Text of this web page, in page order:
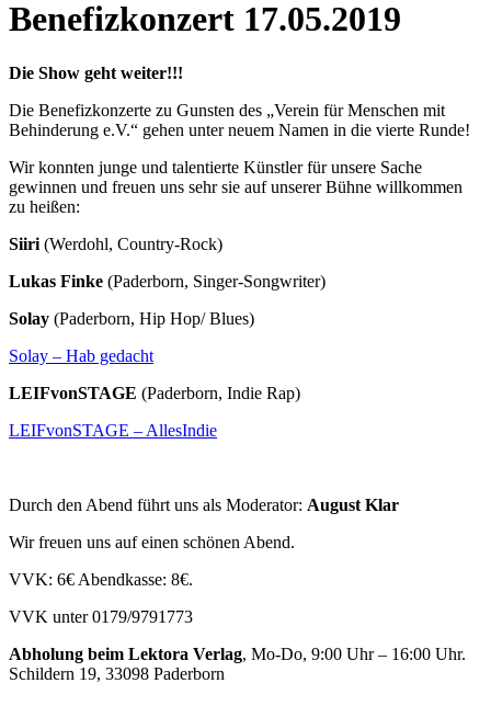
Benefizkonzert 17.05.2019
Die Show geht weiter!!!
Die Benefizkonzerte zu Gunsten des „Verein für Menschen mit
Behinderung e.V.“ gehen unter neuem Namen in die vierte Runde!
Wir konnten junge und talentierte Künstler für unsere Sache
gewinnen und freuen uns sehr sie auf unserer Bühne willkommen
zu heißen:
Siiri (Werdohl, Country-Rock)
Lukas Finke (Paderborn, Singer-Songwriter)
Solay (Paderborn, Hip Hop/ Blues)
Solay – Hab gedacht
LEIFvonSTAGE (Paderborn, Indie Rap)
LEIFvonSTAGE – AllesIndie
Durch den Abend führt uns als Moderator: August Klar
Wir freuen uns auf einen schönen Abend.
VVK: 6€ Abendkasse: 8€.
VVK unter 0179/9791773
Abholung beim Lektora Verlag, Mo-Do, 9:00 Uhr – 16:00 Uhr.
Schildern 19, 33098 Paderborn